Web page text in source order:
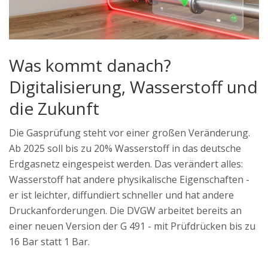
Was kommt danach?
Digitalisierung, Wasserstoff und
die Zukunft
Die Gasprüfung steht vor einer großen Veränderung.
Ab 2025 soll bis zu 20% Wasserstoff in das deutsche
Erdgasnetz eingespeist werden. Das verändert alles:
Wasserstoff hat andere physikalische Eigenschaften -
er ist leichter, diffundiert schneller und hat andere
Druckanforderungen. Die DVGW arbeitet bereits an
einer neuen Version der G 491 - mit Prüfdrücken bis zu
16 Bar statt 1 Bar.